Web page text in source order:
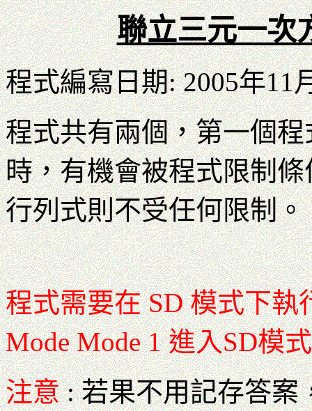
聯立三元一次
程式編寫日期: 2005年11
程式共有兩個，第一個
時，有機會被程式限制
行列式則不受任何限制。
程式需要在 SD 模式下
Mode Mode 1 進入SD模
注意: 若果不用記存答案